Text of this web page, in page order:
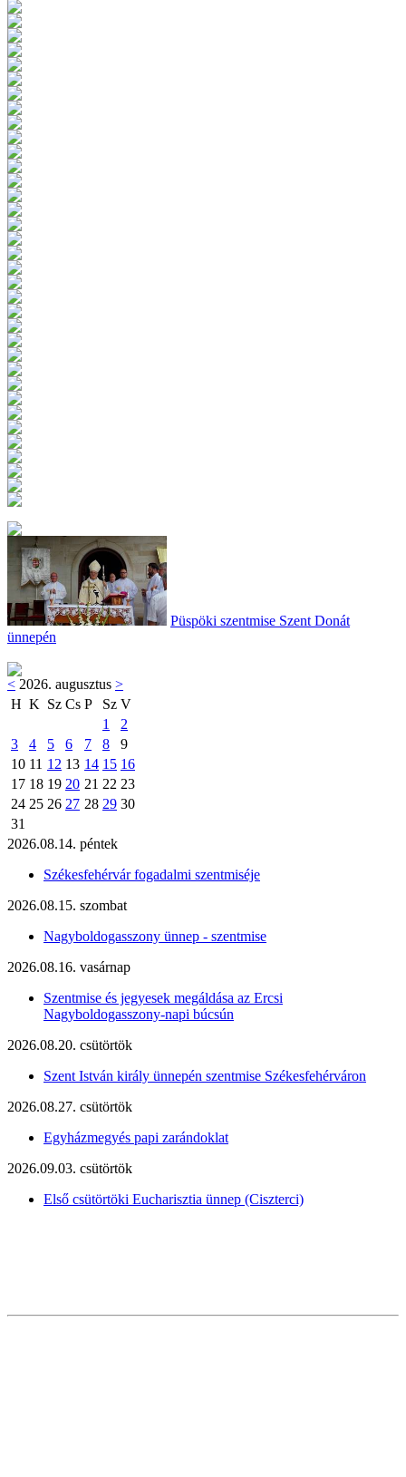
Püspöki szentmise Szent Donát
ünnepén
< 2026. augusztus >
H K Sz Cs P Sz V
1
2
3
4 5 6 7 8
9
10 11 12 13 14 15 16
17 18 19 20 21 22 23
24 25 26 27 28 29 30
31
2026.08.14. péntek
Székesfehérvár fogadalmi szentmiséje
2026.08.15. szombat
Nagyboldogasszony ünnep - szentmise
2026.08.16. vasárnap
Szentmise és jegyesek megáldása az Ercsi
Nagyboldogasszony-napi búcsún
2026.08.20. csütörtök
Szent István király ünnepén szentmise Székesfehérváron
2026.08.27. csütörtök
Egyházmegyés papi zarándoklat
2026.09.03. csütörtök
Első csütörtöki Eucharisztia ünnep (Ciszterci)